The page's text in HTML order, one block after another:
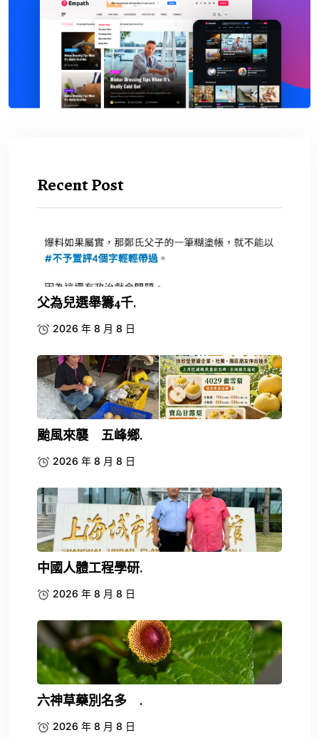
Recent Post
父為兒選舉籌4千.
2026 年 8 月 8 日
颱風來襲 五峰鄉.
2026 年 8 月 8 日
中國人體工程學研.
2026 年 8 月 8 日
六神草藥別名多 .
2026 年 8 月 8 日